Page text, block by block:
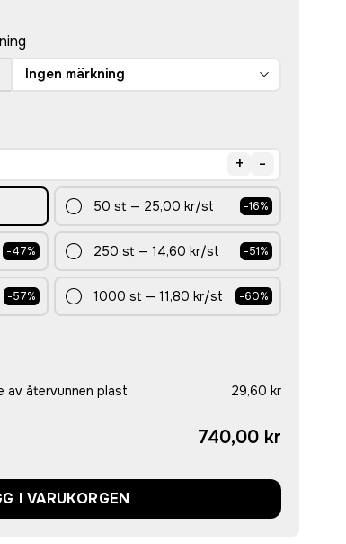
Ingen märkning
+ -
50 st — 25,00 kr/st -16%
-47% 250 st —14,60 kr/st -51%
-57% 1000 st —11,80 kr/st -60%
av återvunnen plast 29,60 kr
740,00 kr
I VARUKORGEN